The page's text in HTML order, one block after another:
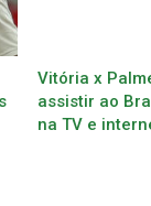
Vitória x
assistir ao
na TV e